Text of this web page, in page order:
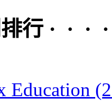
行 · · ·
Education